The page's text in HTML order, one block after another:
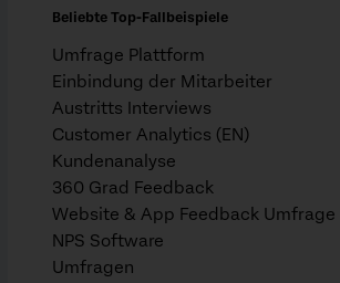
Beliebte Top-Fallbeispiele
Umfrage Plattform
Einbindung der Mitarbeiter
Austritts Interviews
Customer Analytics (EN)
Kundenanalyse
360 Grad Feedback
Website & App Feedback Umfrage
NPS Software
Umfragen